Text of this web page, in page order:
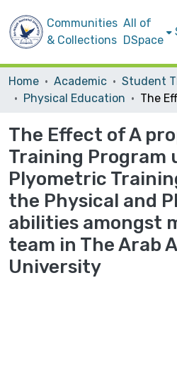
Communities
& Collections
All of
DSpace
Home Academic
Physical Education
The Effect of A
Training Program
Plyometric
the Physical and
abilities amongst
team in The Arab
University